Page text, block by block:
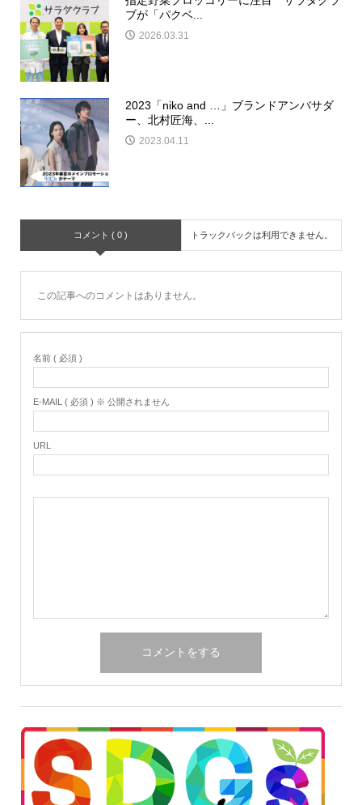
ブが「パクベ...
2026.03.31
2023「niko and …」ブランドアンバサダ
ー、北村匠海、...
2023.04.11
コメント ( 0 ) トラックバックは利用できません。
この記事へのコメントはありません。
名前 ( 必須 )
E-MAIL ( 必須 ) ※ 公開されません
URL